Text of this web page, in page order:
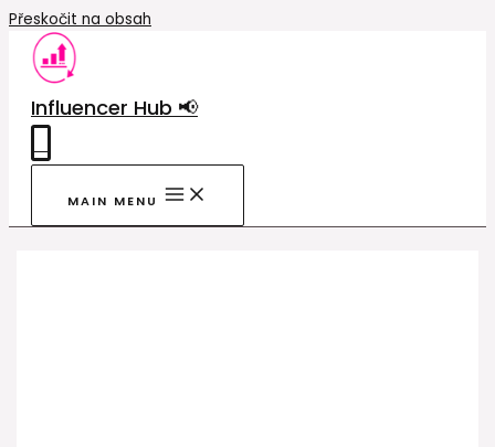
Přeskočit na obsah
Influencer Hub 📢
MAIN MENU